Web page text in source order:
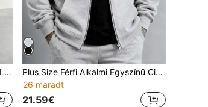
Plus Size Férfi Kapucnis Pulóver, Lezser Kenguruzseb Húzózsinórral, Divatos Nyomott Minta, Őszre, Télre és Tavaszra Alkalmas, Ajándékba Adható Barátnak, Férjnek Vagy Apának
Plus Size Férfi Alkalmi Egyszínű Cipzáras Zsebes Kapucnis Pulóver, Utcai, Kültéri és Mindennapi Viseletre Alkalmas
26 maradt
21.59€